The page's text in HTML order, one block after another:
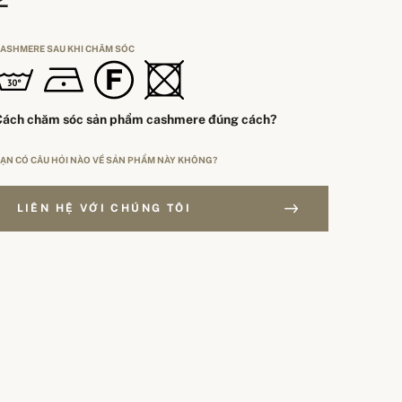
SAU KHI CHĂM SÓC
chăm sóc sản phẩm cashmere đúng cách?
CÓ CÂU HỎI NÀO VỀ SẢN PHẨM NÀY KHÔNG?
LIÊN HỆ VỚI CHÚNG TÔI